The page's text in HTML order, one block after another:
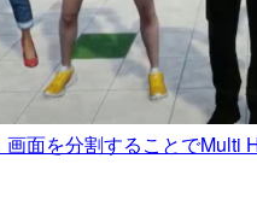
画面を分割することでMulti